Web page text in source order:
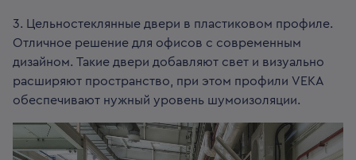
3. Цельностеклянные двери в пластиковом профиле.
Отличное решение для офисов с современным
дизайном. Такие двери добавляют свет и визуально
расширяют пространство, при этом профили VEKA
обеспечивают нужный уровень шумоизоляции.